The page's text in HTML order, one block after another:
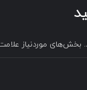
بخش‌های موردنیاز